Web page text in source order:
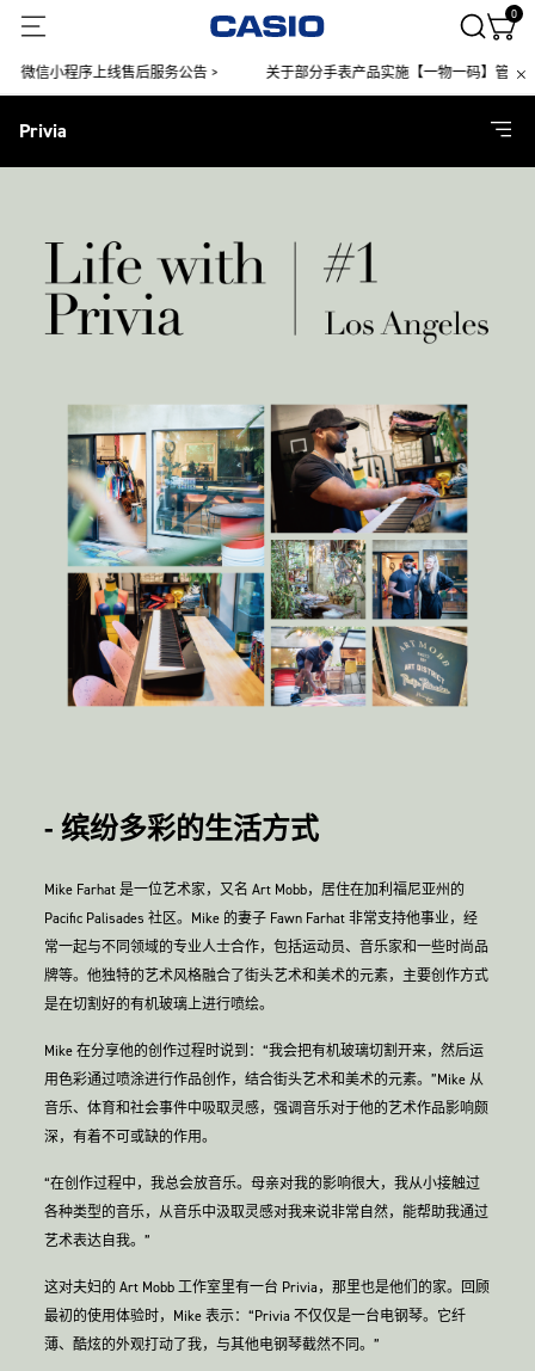
0
微信小程序上线售后服务公告 > 关于部分手表产品实施【一物一码】管理的
Privia
- 缤纷多彩的生活方式
Mike Farhat 是一位艺术家，又名 Art Mobb，居住在加利福尼亚州的
Pacific Palisades 社区。Mike 的妻子 Fawn Farhat 非常支持他事业，经
常一起与不同领域的专业人士合作，包括运动员、音乐家和一些时尚品
牌等。他独特的艺术风格融合了街头艺术和美术的元素，主要创作方式
是在切割好的有机玻璃上进行喷绘。
Mike 在分享他的创作过程时说到：“我会把有机玻璃切割开来，然后运
用色彩通过喷涂进行作品创作，结合街头艺术和美术的元素。”Mike 从
音乐、体育和社会事件中吸取灵感，强调音乐对于他的艺术作品影响颇
深，有着不可或缺的作用。
“在创作过程中，我总会放音乐。母亲对我的影响很大，我从小接触过
各种类型的音乐，从音乐中汲取灵感对我来说非常自然，能帮助我通过
艺术表达自我。”
这对夫妇的 Art Mobb 工作室里有一台 Privia，那里也是他们的家。回顾
最初的使用体验时，Mike 表示：“Privia 不仅仅是一台电钢琴。它纤
薄、酷炫的外观打动了我，与其他电钢琴截然不同。”